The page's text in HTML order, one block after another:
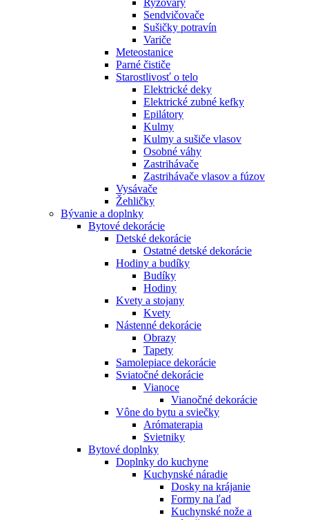
Ryžovary
Sendvičovače
Sušičky potravín
Variče
Meteostanice
Parné čističe
Starostlivosť o telo
Elektrické deky
Elektrické zubné kefky
Epilátory
Kulmy
Kulmy a sušiče vlasov
Osobné váhy
Zastrihávače
Zastrihávače vlasov a fúzov
Vysávače
Žehličky
Bývanie a doplnky
Bytové dekorácie
Detské dekorácie
Ostatné detské dekorácie
Hodiny a budíky
Budíky
Hodiny
Kvety a stojany
Kvety
Nástenné dekorácie
Obrazy
Tapety
Samolepiace dekorácie
Sviatočné dekorácie
Vianoce
Vianočné dekorácie
Vône do bytu a sviečky
Arómaterapia
Svietniky
Bytové doplnky
Doplnky do kuchyne
Kuchynské náradie
Dosky na krájanie
Formy na ľad
Kuchynské nože a